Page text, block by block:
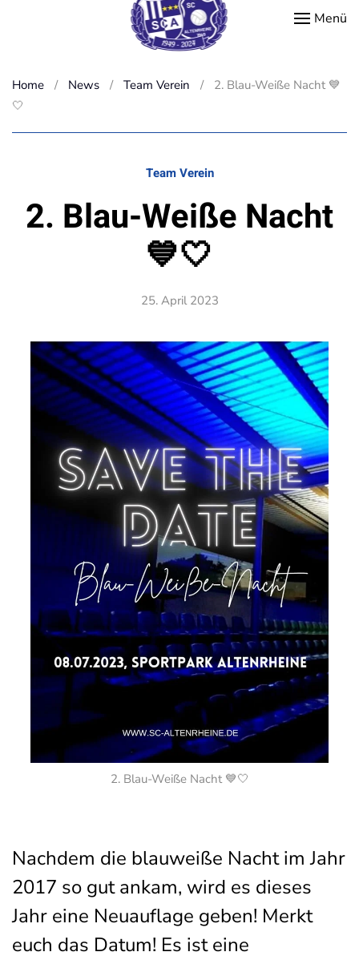
Menü
Home News Team Verein
2. Blau-Weiße Nacht 💙
🤍
Team Verein
2. Blau-Weiße Nacht
💙🤍
25. April 2023
2. Blau-Weiße Nacht 💙🤍
Nachdem die blauweiße Nacht im Jahr
2017 so gut ankam, wird es dieses
Jahr eine Neuauflage geben! Merkt
euch das Datum! Es ist eine